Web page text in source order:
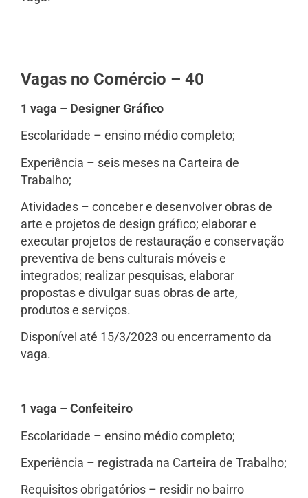
Vagas no Comércio – 40
1 vaga – Designer Gráfico
Escolaridade – ensino médio completo;
Experiência – seis meses na Carteira de
Trabalho;
Atividades – conceber e desenvolver obras de
arte e projetos de design gráfico; elaborar e
executar projetos de restauração e conservação
preventiva de bens culturais móveis e
integrados; realizar pesquisas, elaborar
propostas e divulgar suas obras de arte,
produtos e serviços.
Disponível até 15/3/2023 ou encerramento da
vaga.
1 vaga – Confeiteiro
Escolaridade – ensino médio completo;
Experiência – registrada na Carteira de Trabalho;
Requisitos obrigatórios – residir no bairro